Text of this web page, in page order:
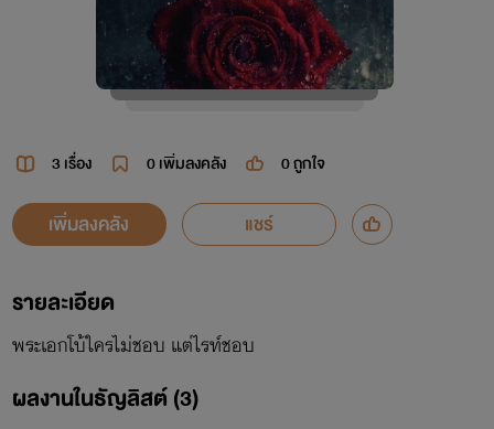
3 เรื่อง 0เพิ่มลงคลัง 0ถูกใจ
เพิ่มลงคลัง แชร์
รายละเอียด
พระเอกโบ้ใครไม่ชอบ แต่ไรท์ชอบ
ผลงานในธัญลิสต์ (3)